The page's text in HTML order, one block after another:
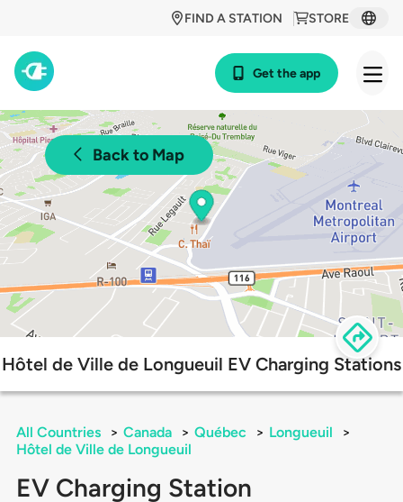
STORE
FIND A STATION
Get the app
Back to Map
Hôtel de Ville de Longueuil EV Charging Stations
All Countries > Canada > Québec > Longueuil
>
Hôtel de Ville de Longueuil
EV Charging Station